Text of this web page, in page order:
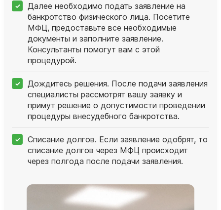
Далее необходимо подать заявление на
банкротство физического лица. Посетите
МФЦ, предоставьте все необходимые
документы и заполните заявление.
Консультанты помогут вам с этой
процедурой.
Дождитесь решения. После подачи заявления
специалисты рассмотрят вашу заявку и
примут решение о допустимости проведении
процедуры внесудебного банкротства.
Списание долгов. Если заявление одобрят, то
списание долгов через МФЦ происходит
через полгода после подачи заявления.